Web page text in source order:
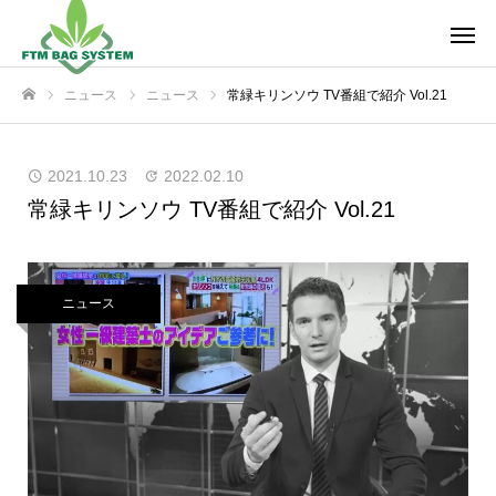
ニュース ニュース 常緑キリンソウ TV番組で紹介 Vol.21
2021.10.23 2022.02.10
常緑キリンソウ TV番組で紹介 Vol.21
ニュース